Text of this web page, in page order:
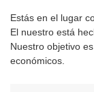
Estás en el lugar
El nuestro está
Nuestro objetivo
económicos.